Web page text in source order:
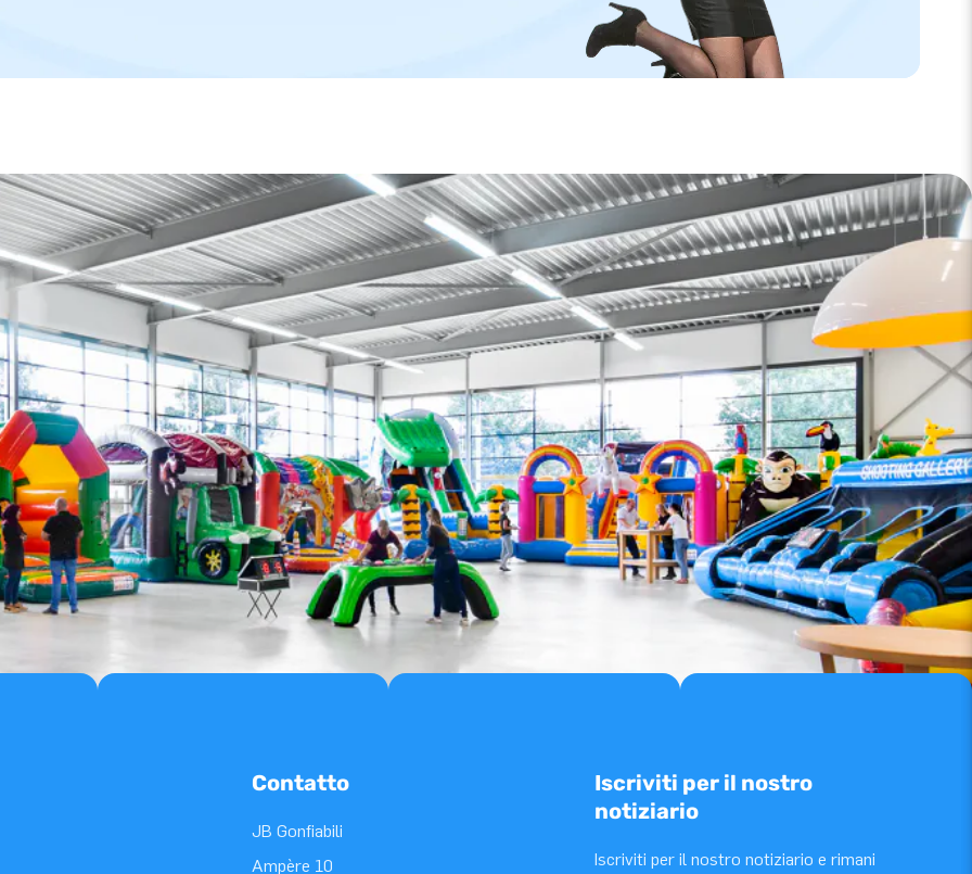
Contatto
JB Gonfiabili
Ampère 10
Iscriviti per il nostro
notiziario
Iscriviti per il nostro notiziario e rimani